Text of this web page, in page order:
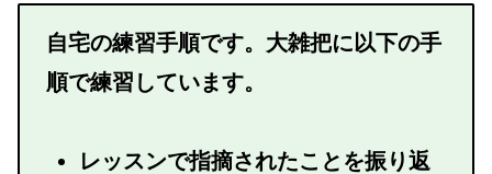
自宅の練習手順です。大雑把に以下の手
順で練習しています。
レッスンで指摘されたことを振り返